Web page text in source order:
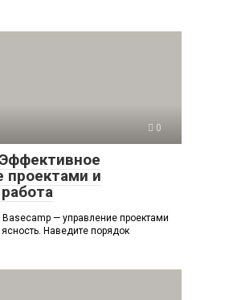
0
проектами и
Basecamp — управление проектами
ясность. Наведите порядок